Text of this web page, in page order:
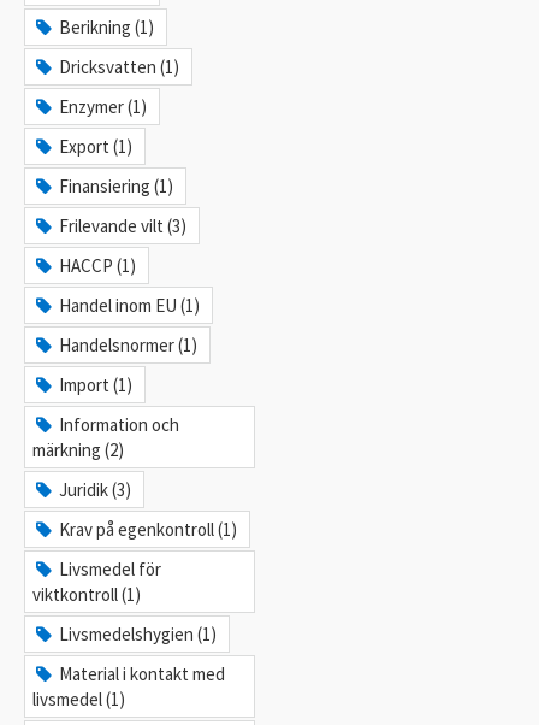
Berikning (1)
Dricksvatten (1)
Enzymer (1)
Export (1)
Finansiering (1)
Frilevande vilt (3)
HACCP (1)
Handel inom EU (1)
Handelsnormer (1)
Import (1)
Information och
märkning (2)
Juridik (3)
Krav på egenkontroll (1)
Livsmedel för
viktkontroll (1)
Livsmedelshygien (1)
Material i kontakt med
livsmedel (1)